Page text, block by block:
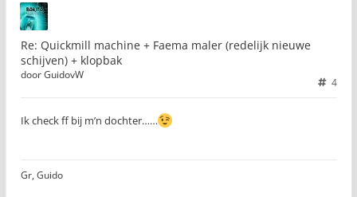
Re: Quickmill machine + Faema maler (redelijk nieuwe
schijven) + klopbak
4
doorGuidovW
Ik check ff bij m’n dochter……
Gr, Guido